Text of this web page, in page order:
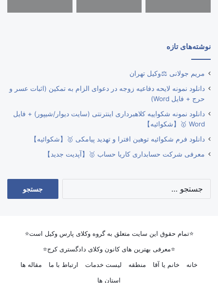
نوشته‌های تازه
مریم جولانی ⚖️وکیل تهران
دانلود نمونه لایحه دفاعیه زوجه در دعوای الزام به تمکین (اثبات عسر و
حرج + فایل Word)
دانلود نمونه شکواییه کلاهبرداری اینترنتی (سایت دیوار/شیپور) + فایل
Word 🥇【شکوائیه】
دانلود فرم شکوائیه توهین افترا و تهدید پیامکی 🥇【شکوائیه】
معرفی شرکت حسابداری کاریا حساب 🥇【آپدیت جدید】
⭐تمام حقوق این سایت متعلق به گروه وکلای پارس وکیل است⭐
⭐معرفی بهترین های کانون وکلای دادگستری کرج⭐
خانه
خانم یا آقا منطقه لیست خدمات ارتباط با ما
مقاله ها
استان ها